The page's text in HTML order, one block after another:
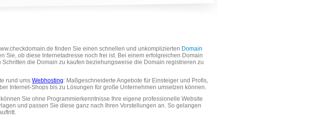
finden Sie einen schnellen und unkomplizierten Domain
Sie, ob diese Internetadresse noch frei ist. Bei einem erfolgreichen Domain
die Domain zu kaufen beziehungsweise die Domain registrieren zu
rund ums Webhosting: Maßgeschneiderte Angebote für Einsteiger und Profis,
Internet-Shops bis zu Lösungen für große Unternehmen umsetzen können.
können Sie ohne Programmierkenntnisse Ihre eigene professionelle Website
und passen Sie diese ganz nach Ihren Vorstellungen an. So gelangen